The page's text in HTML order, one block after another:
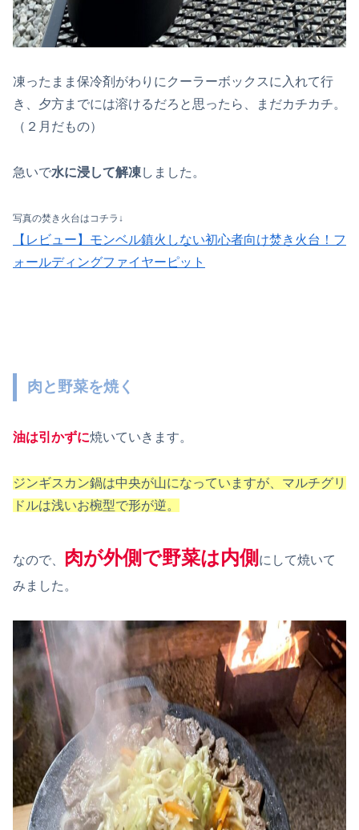
凍ったまま保冷剤がわりにクーラーボックスに入れて行
き、夕方までには溶けるだろと思ったら、まだカチカチ。
（２月だもの）
急いで水に浸して解凍しました。
写真の焚き火台はコチラ↓
【レビュー】モンベル鎮火しない初心者向け焚き火台！フ
ォールディングファイヤーピット
肉と野菜を焼く
油は引かずに焼いていきます。
ジンギスカン鍋は中央が山になっていますが、マルチグリ
ドルは浅いお椀型で形が逆。
なので、 肉が外側で野菜は内側 にして焼いて
みました。